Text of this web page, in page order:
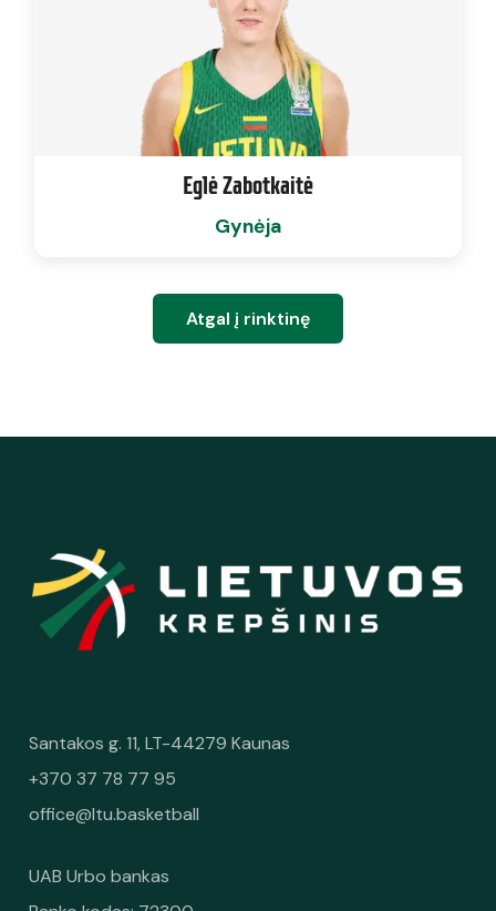
Eglė Zabotkaitė
Gynėja
Atgal į rinktinę
Santakos g. 11, LT-44279 Kaunas
+370 37 78 77 95
office@ltu.basketball
UAB Urbo bankas